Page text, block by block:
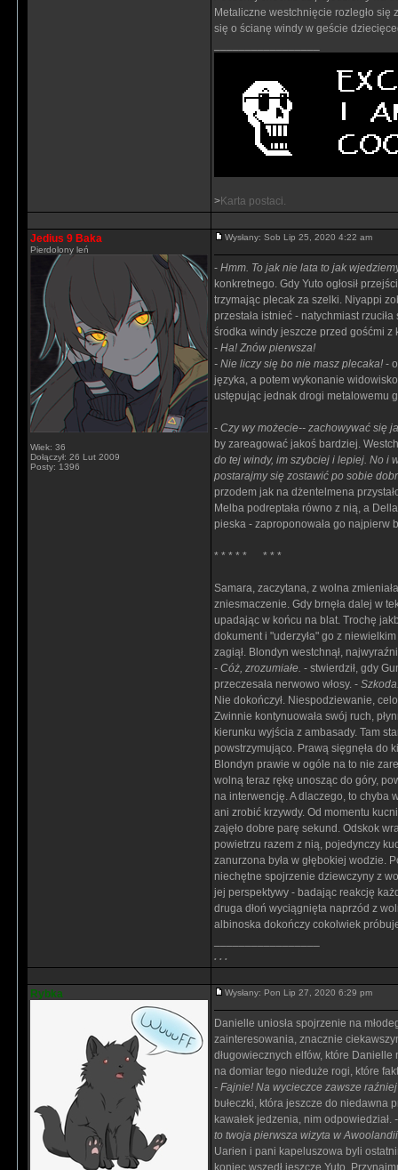
Metaliczne westchnięcie rozległo się
się o ścianę windy w geście
>Karta postaci.
Jedius 9 Baka
Pierdolony leń
Wiek: 36
Dołączył: 26 Lut 2009
Posty: 1396
Wysłany: Sob Lip 25, 2020 4:22 am
- Hmm. To jak nie lata to jak
konkretnego. Gdy Yuto ogłosił
trzymając plecak za szelki. Niyappi
przestała istnieć - natychmiast
środka windy jeszcze przed gośćmi z
- Ha! Znów pierwsza!
- Nie liczy się bo nie masz plecaka! -
języka, a potem wykonanie
ustępując jednak drogi metalowemu
- Czy wy możecie-- zachowywać się
by zareagować jakoś bardziej.
do tej windy, im szybciej i lepiej. No i
postarajmy się zostawić po sobie
przodem jak na dżentelmena
Melba podreptała równo z nią, a
pieska - zaproponowała go najpierw
* * * * * * * *
Samara, zaczytana, z wolna
zniesmaczenie. Gdy brnęła dalej w
upadając w końcu na blat. Trochę
dokument i "uderzyła" go z
zagiął. Blondyn westchnął,
- Cóż, zrozumiałe. - stwierdził, gdy
przeczesała nerwowo włosy. -
Nie dokończył. Niespodziewanie,
Zwinnie kontynuowała swój ruch,
kierunku wyjścia z ambasady. Tam
powstrzymująco. Prawą sięgnęła do
Blondyn prawie w ogóle na to nie
wolną teraz rękę unosząc do góry,
na interwencję. A dlaczego, to chyba
ani zrobić krzywdy. Od momentu
zajęło dobre parę sekund. Odskok
powietrzu razem z nią, pojedynczy
zanurzona była w głębokiej wodzie.
niechętne spojrzenie dziewczyny z
jej perspektywy - badając reakcję
druga dłoń wyciągnięta naprzód z
albinoska dokończy cokolwiek
. . .
Rybka Wysłany: Pon Lip 27, 2020 6:29 pm
Danielle uniosła spojrzenie na
zainteresowania, znacznie
długowiecznych elfów, które
na domiar tego nieduże rogi, które
- Fajnie! Na wycieczce zawsze
bułeczki, która jeszcze do niedawna
kawałek jedzenia, nim odpowiedział.
to twoja pierwsza wizyta w
Uarien i pani kapeluszowa byli
koniec wszedł jeszcze Yuto.